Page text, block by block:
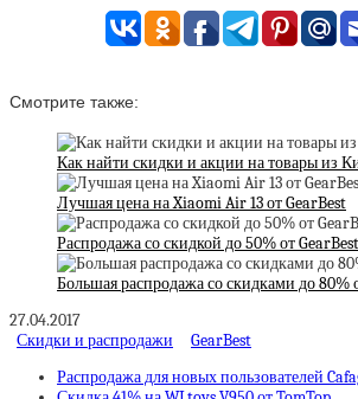
Смотрите также:
Как найти скидки и акции на товары из
Лучшая цена на Xiaomi Air 13 от GearBest
Распродажа со скидкой до 50% от GearBest
Большая распродажа со скидками до 80%
27.04.2017
Скидки и распродажи
GearBest
Распродажа для новых пользователей